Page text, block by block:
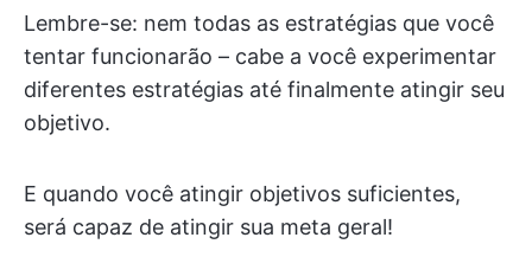
Lembre-se: nem todas as estratégias que você
tentar funcionarão – cabe a você experimentar
diferentes estratégias até finalmente atingir seu
objetivo.
E quando você atingir objetivos suficientes,
será capaz de atingir sua meta geral!